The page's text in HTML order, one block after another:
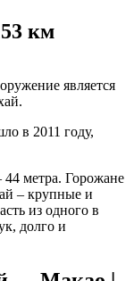
км
является
в 2011 году,
метра. Горожане
– крупные и
из одного в
долго и